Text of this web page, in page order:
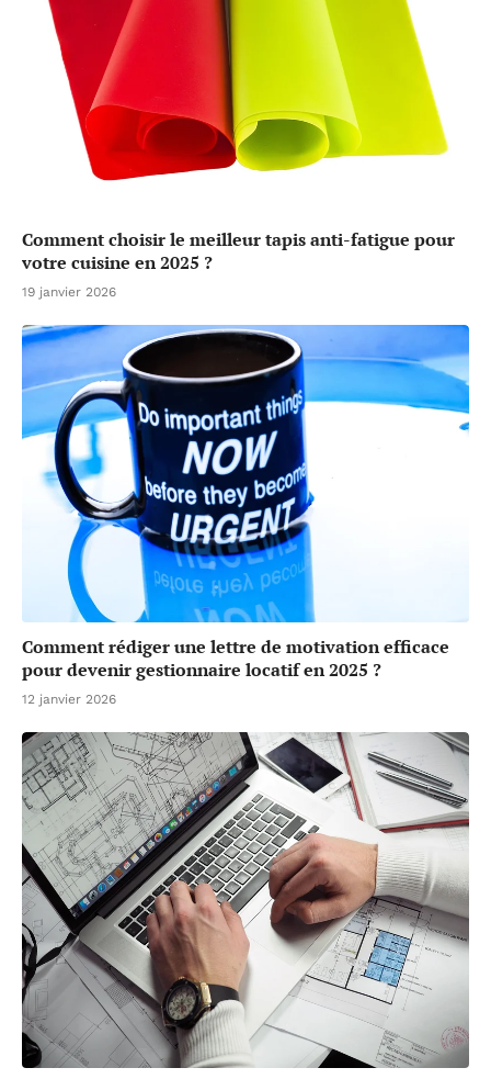
Comment choisir le meilleur tapis anti-fatigue pour
votre cuisine en 2025 ?
19 janvier 2026
Comment rédiger une lettre de motivation efficace
pour devenir gestionnaire locatif en 2025 ?
12 janvier 2026